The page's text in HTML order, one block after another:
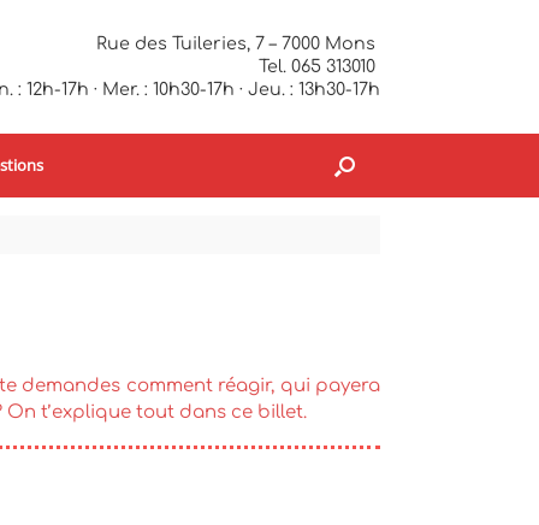
Rue des Tuileries, 7 – 7000 Mons
Tel. 065 313010
12h-17h · Mer. : 10h30-17h · Jeu. : 13h30-17h
demandes comment réagir, qui payera
t’explique tout dans ce billet.